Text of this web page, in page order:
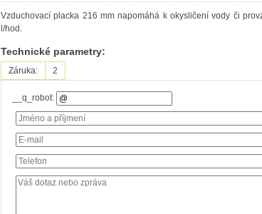
Vzduchovací placka 216 mm napomáhá k okysličení vody či
l/hod.
Technické parametry:
Záruka: 2
__q_robot: